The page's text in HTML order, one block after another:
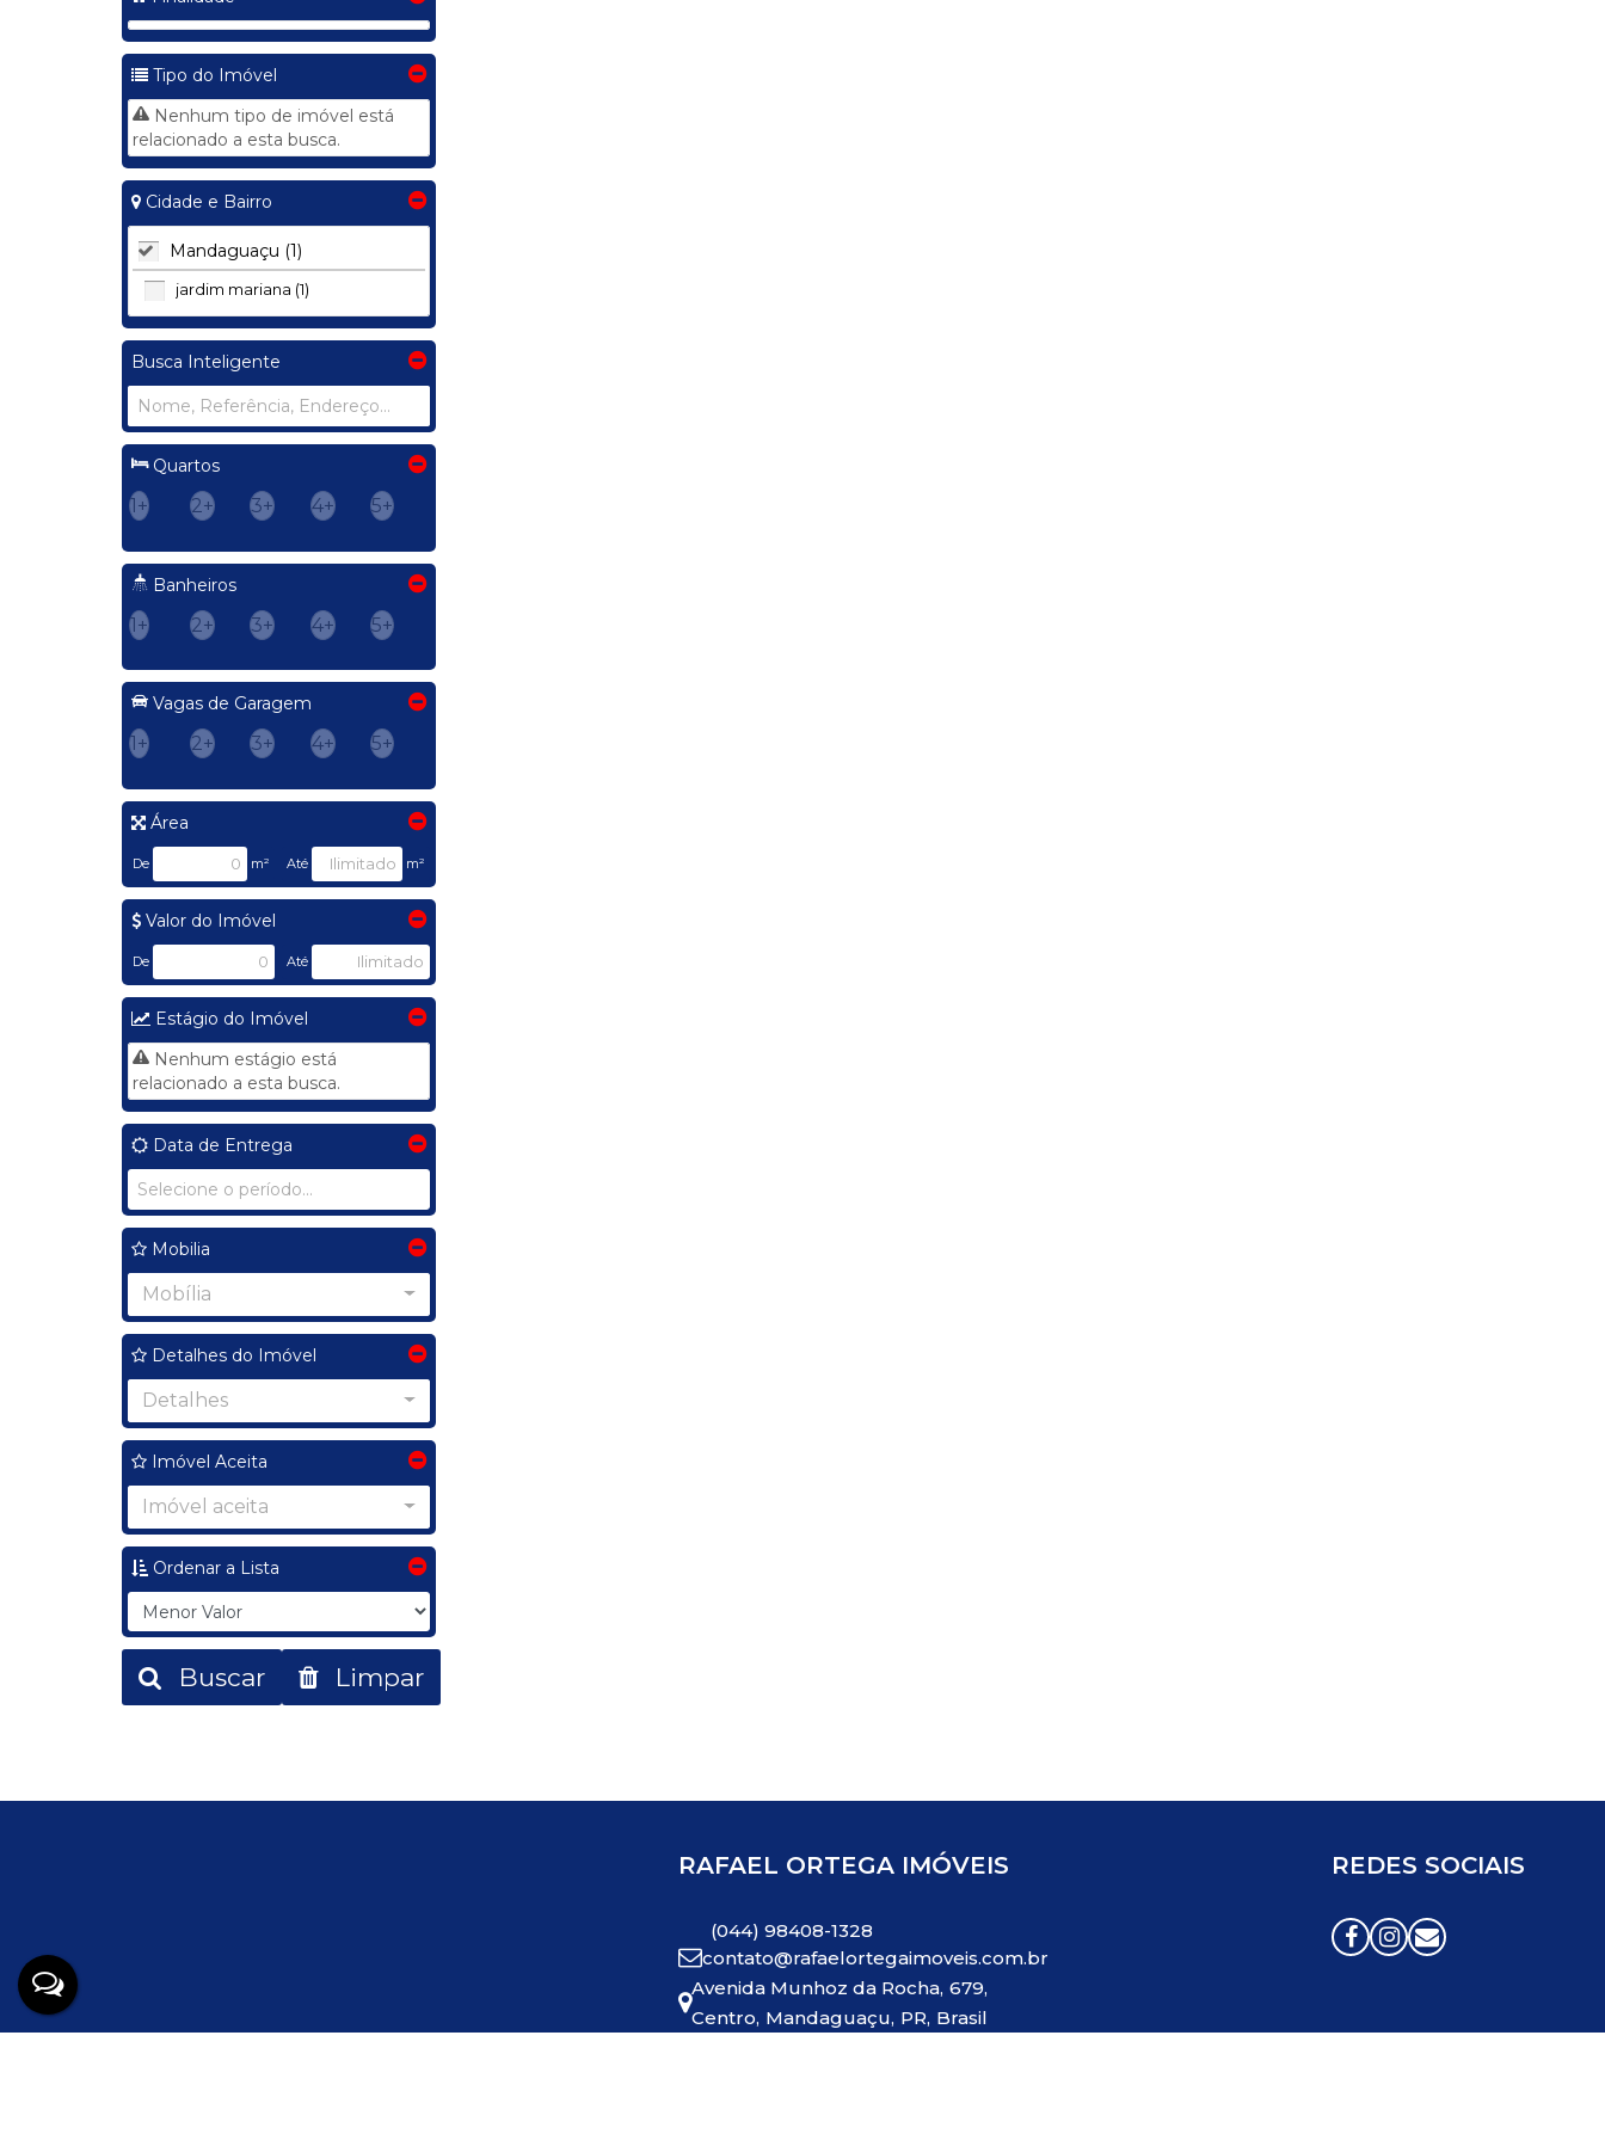
Tipo do Imóvel
Nenhum tipo de imóvel está
relacionado a esta busca.
Cidade e Bairro
Mandaguaçu (1)
jardim mariana (1)
Busca Inteligente
Quartos
1+ 2+ 3+ 4+ 5+
Banheiros
1+ 2+ 3+ 4+ 5+
Vagas de Garagem
1+ 2+ 3+ 4+ 5+
Área
De m² Até m²
Valor do Imóvel
De Até
Estágio do Imóvel
Nenhum estágio está
relacionado a esta busca.
Data de Entrega
Mobilia
Mobília
Detalhes do Imóvel
Detalhes
Imóvel Aceita
Imóvel aceita
Ordenar a Lista
Buscar Limpar
RAFAEL ORTEGA IMÓVEIS
(044) 98408-1328
contato@rafaelortegaimoveis.com.br
Avenida Munhoz da Rocha, 679,
Centro, Mandaguaçu, PR, Brasil
REDES SOCIAIS